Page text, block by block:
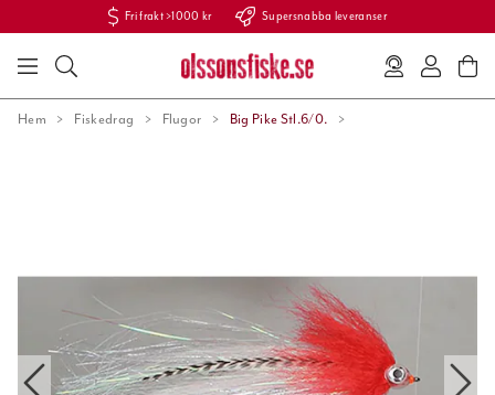
Fri frakt >1000 kr Supersnabba leveranser
Hem Fiskedrag Flugor Big Pike Stl.6/0.